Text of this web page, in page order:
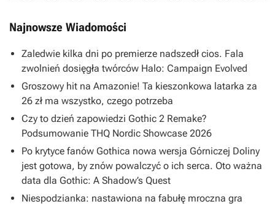
Najnowsze Wiadomości
Zaledwie kilka dni po premierze nadszedł cios. Fala
zwolnień dosięgła twórców Halo: Campaign Evolved
Groszowy hit na Amazonie! Ta kieszonkowa latarka za
26 zł ma wszystko, czego potrzeba
Czy to dzień zapowiedzi Gothic 2 Remake?
Podsumowanie THQ Nordic Showcase 2026
Po krytyce fanów Gothica nowa wersja Górniczej Doliny
jest gotowa, by znów powalczyć o ich serca. Oto ważna
data dla Gothic: A Shadow’s Quest
Niespodzianka: nastawiona na fabułę mroczna gra